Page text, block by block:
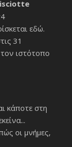
εδώ.
31
ιστότοπο
κάποτε στη
οι μνήμες,